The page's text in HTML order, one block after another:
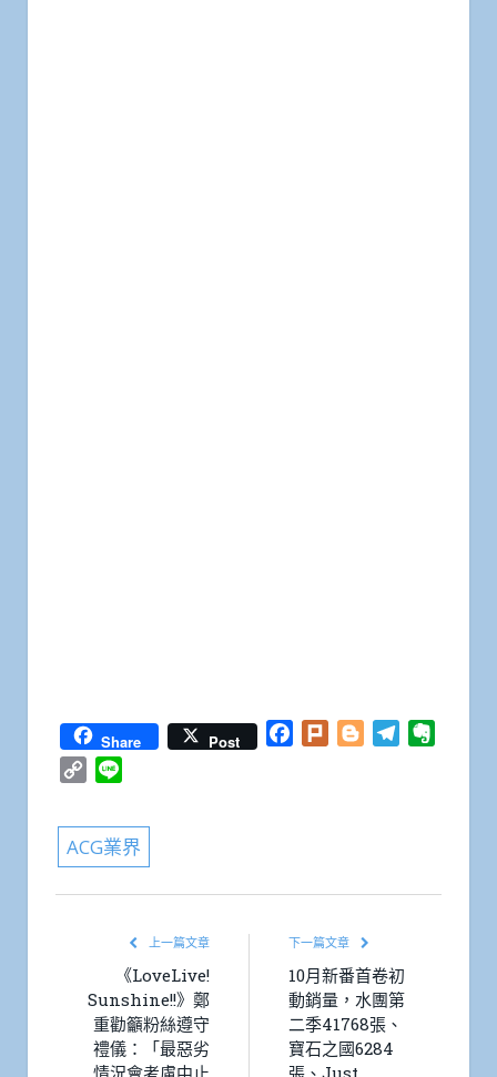
Share Post Facebook
Plurk BloggerTelegram
Copy
ACG業界
上一篇文章
《LoveLive!
Sunshine!!》鄭
重勸籲粉絲遵守
禮儀：「最惡劣
下一篇文章
10月新番首卷初
動銷量，水團第
二季41768張、
寶石之國6284